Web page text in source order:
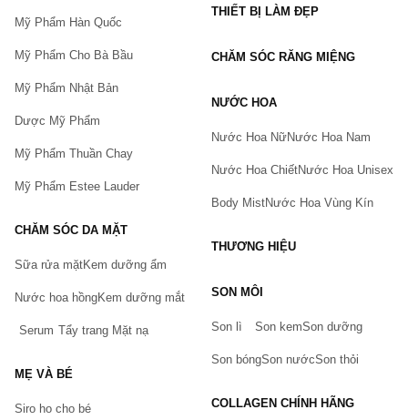
Bạn gặp vấn đề về sản phẩm hay mua hàng?
Hãy báo lỗi cho chúng tôi. Hoặc gọi cho chúng tôi qua số
Mỹ Phẩm Hàn Quốc
Mỹ Phẩm Cho Bà Bầu
Mỹ Phẩm Nhật Bản
Dược Mỹ Phẩm
Mỹ Phẩm Thuần Chay
Mỹ Phẩm Estee Lauder
CHĂM SÓC DA MẶT
Sữa rửa mặtKem dưỡng ẩm
Nước hoa hồngKem dưỡng mắt
Serum Tẩy trang Mặt nạ
MẸ VÀ BÉ
Siro ho cho bé
THIẾT BỊ LÀM ĐẸP
CHĂM SÓC RĂNG MIỆNG
NƯỚC HOA
Nước Hoa NữNước Hoa Nam
Nước Hoa ChiếtNước Hoa Unisex
Body MistNước Hoa Vùng Kín
THƯƠNG HIỆU
SON MÔI
Son lì Son kemSon dưỡng
Son bóngSon nướcSon thỏi
COLLAGEN CHÍNH HÃNG